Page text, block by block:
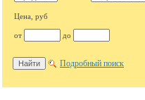
Цена, руб
от до
Подробный поиск